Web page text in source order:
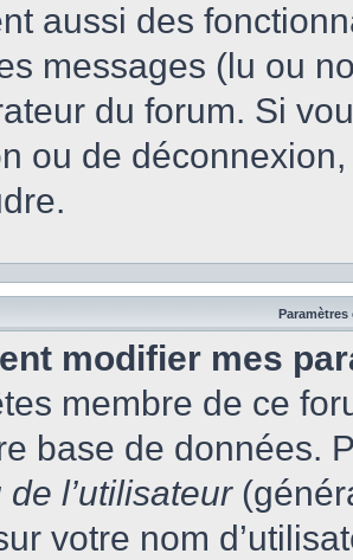
aussi des
messages (lu ou
du forum. Si
ou de
Paramètres
modifier mes
membre de ce
base de données.
l’utilisateur
votre nom